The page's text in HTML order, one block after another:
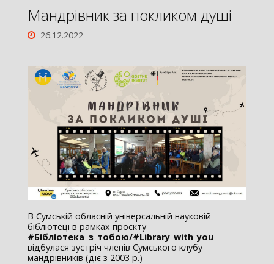
Мандрівник за покликом душі
26.12.2022
В Сумській обласній універсальній науковій
бібліотеці в рамках проєкту
#Бібліотека_з_тобою/#Library_ with_you
відбулася зустріч членів Сумського клубу
мандрівників (діє з 2003 р.)